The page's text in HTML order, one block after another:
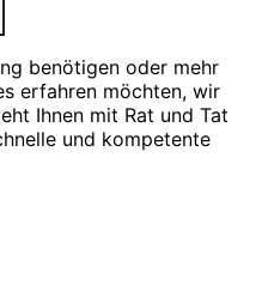
benötigen oder mehr
erfahren möchten, wir
Ihnen mit Rat und Tat
und kompetente